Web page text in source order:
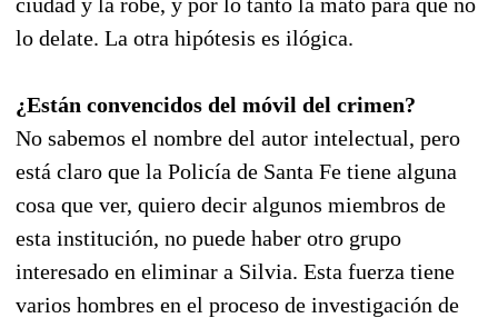
lo delate. La otra hipótesis es ilógica.
¿Están convencidos del móvil del crimen?
No sabemos el nombre del autor intelectual, pero
está claro que la Policía de Santa Fe tiene alguna
cosa que ver, quiero decir algunos miembros de
esta institución, no puede haber otro grupo
interesado en eliminar a Silvia. Esta fuerza tiene
varios hombres en el proceso de investigación de